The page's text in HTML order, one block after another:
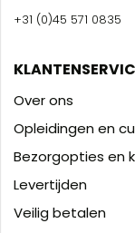
+31 (0)45 571 0835
Over ons
Opleidingen en
Bezorgopties en
Levertijden
Veilig betalen